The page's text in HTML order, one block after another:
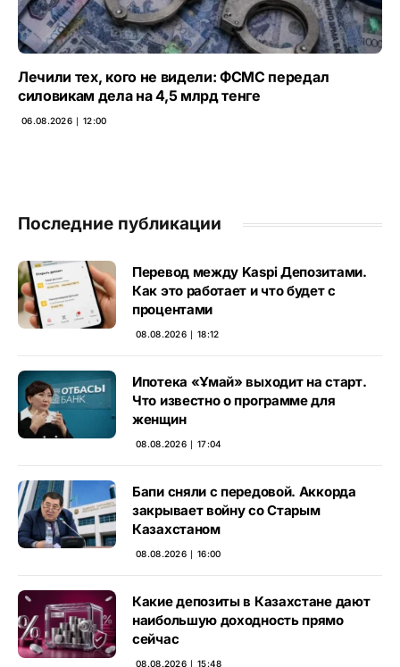
Лечили тех, кого не видели: ФСМС передал
силовикам дела на 4,5 млрд тенге
06.08.2026 ∣ 12:00
Последние публикации
Перевод между Kaspi Депозитами.
Как это работает и что будет с
процентами
08.08.2026 ∣ 18:12
Ипотека «Ұмай» выходит на старт.
Что известно о программе для
женщин
08.08.2026 ∣ 17:04
Бапи сняли с передовой. Аккорда
закрывает войну со Старым
Казахстаном
08.08.2026 ∣ 16:00
Какие депозиты в Казахстане дают
наибольшую доходность прямо
сейчас
08.08.2026 ∣ 15:48